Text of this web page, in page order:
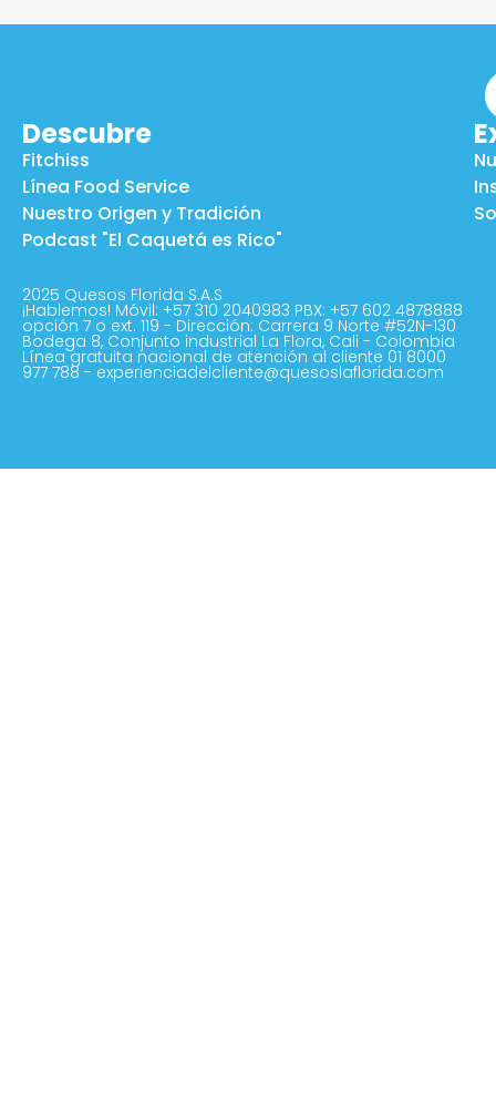
Descubre
Fitchiss
Línea Food Service
Nuestro Origen y Tradición
Podcast "El Caquetá es Rico"
2025 Quesos Florida S.A.S
¡Hablemos! Móvil: +57 310 2040983 PBX: +57 602 4878888
opción 7 o ext. 119 - Dirección: Carrera 9 Norte #52N-130
Bodega 8, Conjunto industrial La Flora, Cali - Colombia
Línea gratuita nacional de atención al cliente 01 8000
977 788 - experienciadelcliente@quesoslaflorida.com